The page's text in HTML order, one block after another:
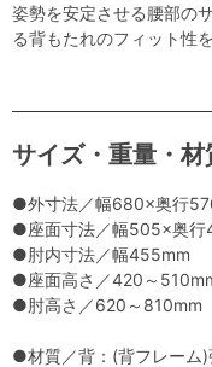
姿勢を安定させる腰部の
る背もたれのフィット性
サイズ・重量・材
●外寸法／幅680×奥行
●座面寸法／幅505×奥行
●肘内寸法／幅455mm
●座面高さ／420～
●肘高さ／620～810mm
●材質／背：(背フレーム)